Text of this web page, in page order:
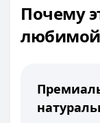
Почему
любимой